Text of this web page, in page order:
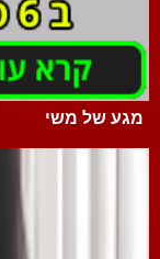
מגע של משי